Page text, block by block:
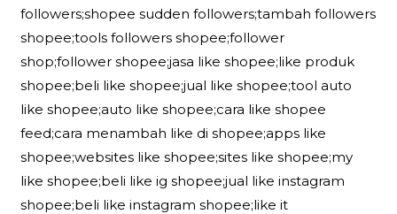
followers;shopee sudden followers;tambah followers
shopee;tools followers shopee;follower
shop;follower shopee;jasa like shopee;like produk
shopee;beli like shopee;jual like shopee;tool auto
like shopee;auto like shopee;cara like shopee
feed;cara menambah like di shopee;apps like
shopee;websites like shopee;sites like shopee;my
like shopee;beli like ig shopee;jual like instagram
shopee;beli like instagram shopee;like it